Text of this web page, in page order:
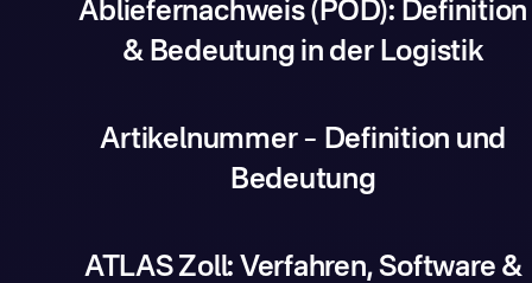
Abliefernachweis (POD): Definition
& Bedeutung in der Logistik
Artikelnummer – Definition und
Bedeutung
ATLAS Zoll: Verfahren, Software &